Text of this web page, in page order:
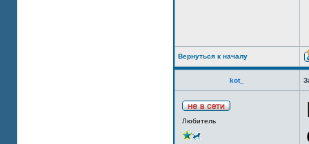
Вернуться к началу
kot_
Любитель